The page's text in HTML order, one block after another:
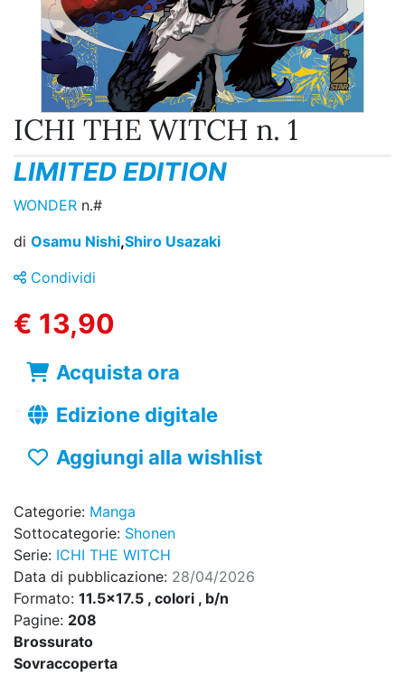
ICHI THE WITCH n. 1
LIMITED EDITION
WONDER n.#
di Osamu Nishi,Shiro Usazaki
Condividi
€ 13,90
Acquista ora
Edizione digitale
Aggiungi alla wishlist
Categorie: Manga
Sottocategorie: Shonen
Serie: ICHI THE WITCH
Data di pubblicazione: 28/04/2026
Formato: 11.5x17.5 , colori , b/n
Pagine: 208
Brossurato
Sovraccoperta